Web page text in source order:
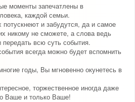
моменты запечатлены в
каждой семьи.
и забудутся, да и самое
никому не сможете, а слова ведь
всю суть события.
всегда можно будет вспомнить
годы, Вы мгновенно окунетесь в
торжественное иногда даже
Ваше и только Ваше!